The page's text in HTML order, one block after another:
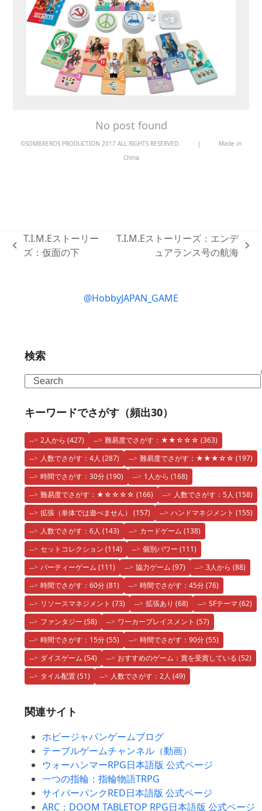
No post found
©SOMBREROS PRODUCTION 2017 ALL RIGHTS RESERVED. |
Made in
China
previous
T.I.M.Eストーリー
ズ：仮面の下
T.I.M.Eストーリーズ：エンデ
ュアランス号の航海
@HobbyJAPAN_GAME
検索
Search
キーワードでさがす（頻出30）
2人から (427) 難易度でさがす：★★☆☆☆ (363)
人数でさがす：4人 (287) 難易度でさがす：★★★☆☆ (197)
時間でさがす：30分(190) 1人から (168)
難易度でさがす：★☆☆☆☆ (166) 人数でさがす：5人 (158)
拡張（単体では遊べません） (157) ハンドマネジメント (155)
人数でさがす：6人 (143) カードゲーム (138)
セットコレクション (114) 個別パワー (111)
パーティーゲーム (111) 協力ゲーム (97) 3人から (88)
時間でさがす：60分(81) 時間でさがす：45分(76)
リソースマネジメント (73) 拡張あり (68) SFテーマ (62)
ファンタジー (58) ワーカープレイスメント (57)
時間でさがす：15分(55) 時間でさがす：90分(55)
ダイスゲーム (54) おすすめのゲーム：賞を受賞している (52)
タイル配置(51) 人数でさがす：2人 (49)
関連サイト
ホビージャパンゲームブログ
テーブルゲームチャンネル（動画）
ウォーハンマーRPG日本語版 公式ページ
一つの指輪：指輪物語TRPG
サイバーパンクRED日本語版 公式ページ
ARC：DOOM TABLETOP RPG日本語版 公式ページ